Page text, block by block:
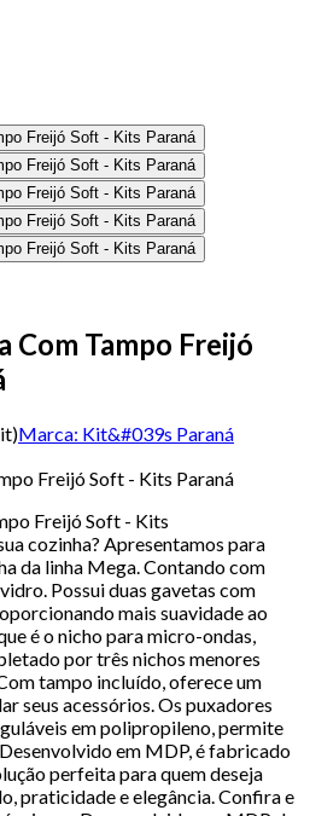
Com Tampo Freijó
)Marca: Kit&#039s Paraná
Freijó Soft - Kits Paraná
Freijó Soft - Kits
cozinha? Apresentamos para
da linha Mega. Contando com
Possui duas gavetas com
mais suavidade ao
é o nicho para micro-ondas,
por três nichos menores
tampo incluído, oferece um
seus acessórios. Os puxadores
em polipropileno, permite
em MDP, é fabricado
perfeita para quem deseja
praticidade e elegância. Confira e